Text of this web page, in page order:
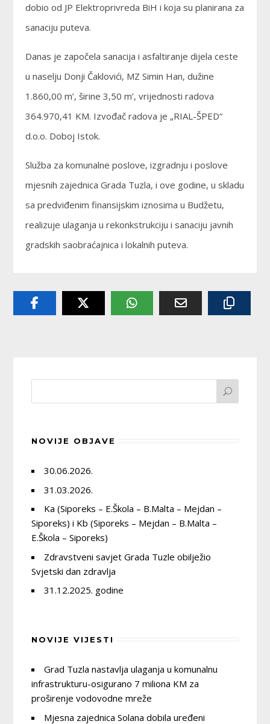
dobio od JP Elektroprivreda BiH i koja su planirana za
sanaciju puteva.
Danas je započela sanacija i asfaltiranje dijela ceste
u naselju Donji Čaklovići, MZ Simin Han, dužine
1.860,00 m’, širine 3,50 m’, vrijednosti radova
364.970,41 KM. Izvođač radova je „RIAL-ŠPED“
d.o.o. Doboj Istok.
Služba za komunalne poslove, izgradnju i poslove
mjesnih zajednica Grada Tuzla, i ove godine, u skladu
sa predviđenim finansijskim iznosima u Budžetu,
realizuje ulaganja u rekonkstrukciju i sanaciju javnih
gradskih saobraćajnica i lokalnih puteva.
NOVIJE OBJAVE
30.06.2026.
31.03.2026.
Ka (Siporeks – E.Škola – B.Malta – Mejdan –
Siporeks) i Kb (Siporeks – Mejdan – B.Malta –
E.Škola – Siporeks)
Zdravstveni savjet Grada Tuzle obilježio
Svjetski dan zdravlja
31.12.2025. godine
NOVIJE VIJESTI
Grad Tuzla nastavlja ulaganja u komunalnu
infrastrukturu-osigurano 7 miliona KM za
proširenje vodovodne mreže
Mjesna zajednica Solana dobila uređeni